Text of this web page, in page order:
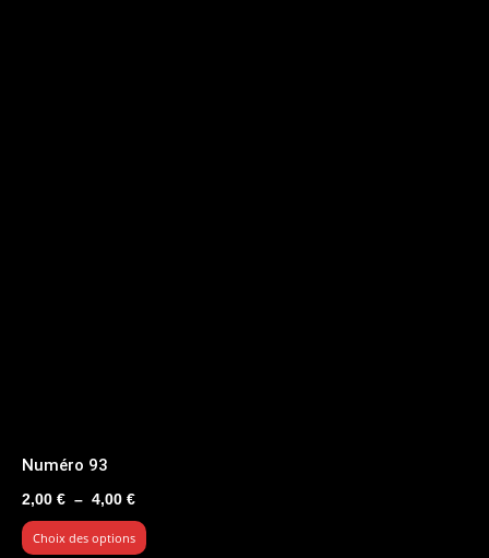
Numéro 93
2,00 € – 4,00 €Plage
de
prix :
Choix des options